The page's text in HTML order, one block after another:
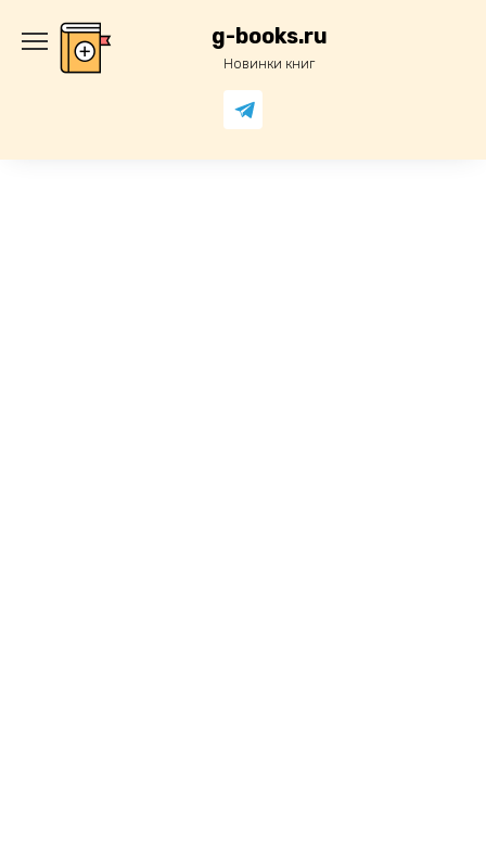
содержанию
g-books.ru
Новинки книг